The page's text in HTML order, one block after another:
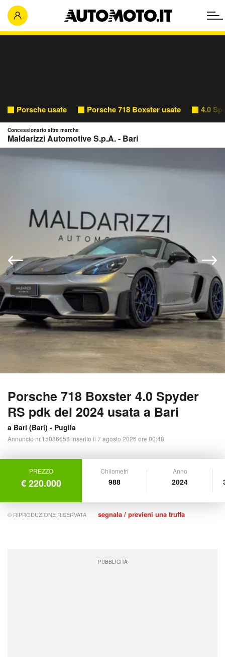
Porsche usate Porsche 718 Boxster usate 4.0
Porsche 718 Boxster 4.0 Spyder
RS pdk del 2024 usata a Bari
a Bari (Bari) - Puglia
Annuncio nr.15086658 inserito il 7 agosto 2026 ore 00:48
Concessionario altre marche
Maldarizzi Automotive S.p.A. - Bari
PREZZO
€ 220.000
Chilometri
988
Anno
2024
© RIPRODUZIONE RISERVATA segnala / previeni una truffa
PUBBLICITÀ